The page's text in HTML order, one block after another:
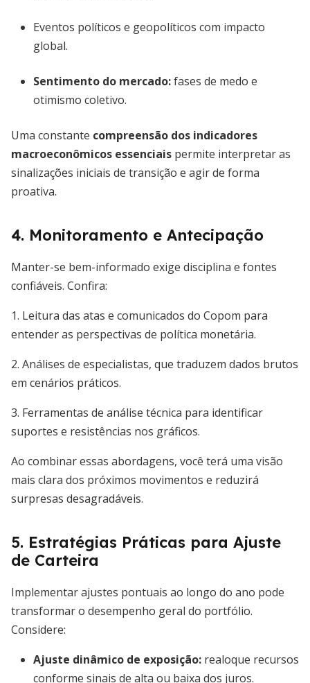
Eventos políticos e geopolíticos com impacto
global.
Sentimento do mercado:fases de medo e
otimismo coletivo.
Uma constante compreensão dos indicadores
macroeconômicos essenciais permite interpretar as
sinalizações iniciais de transição e agir de forma
proativa.
4. Monitoramento e Antecipação
Manter-se bem-informado exige disciplina e fontes
confiáveis. Confira:
1. Leitura das atas e comunicados do Copom para
entender as perspectivas de política monetária.
2. Análises de especialistas, que traduzem dados brutos
em cenários práticos.
3. Ferramentas de análise técnica para identificar
suportes e resistências nos gráficos.
Ao combinar essas abordagens, você terá uma visão
mais clara dos próximos movimentos e reduzirá
surpresas desagradáveis.
5. Estratégias Práticas para Ajuste
de Carteira
Implementar ajustes pontuais ao longo do ano pode
transformar o desempenho geral do portfólio.
Considere:
Ajuste dinâmico de exposição: realoque recursos
conforme sinais de alta ou baixa dos juros.